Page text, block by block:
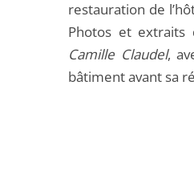
restauration de
Photos et extraits
Camille Claudel,
bâtiment avant sa